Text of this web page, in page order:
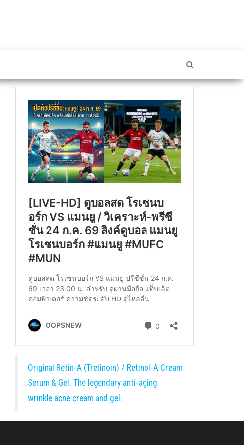
Original Retin-A (Tretinoin) / Retinol-A Cream
Serum & Gel. The legendary anti-aging
wrinkle acne cream and gel.